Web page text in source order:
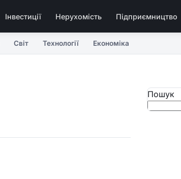
Інвестиції Нерухомість Підприємництво
Світ Технології Економіка
Пошук